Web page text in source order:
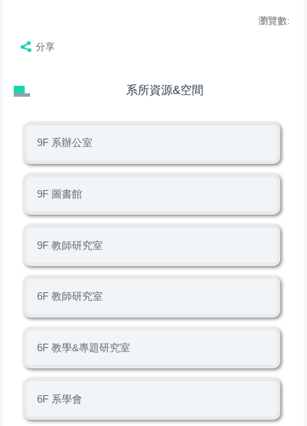
瀏覽數:
分享
系所資源&空間
9F 系辦公室
9F 圖書館
9F 教師研究室
6F 教師研究室
6F 教學&專題研究室
6F 系學會